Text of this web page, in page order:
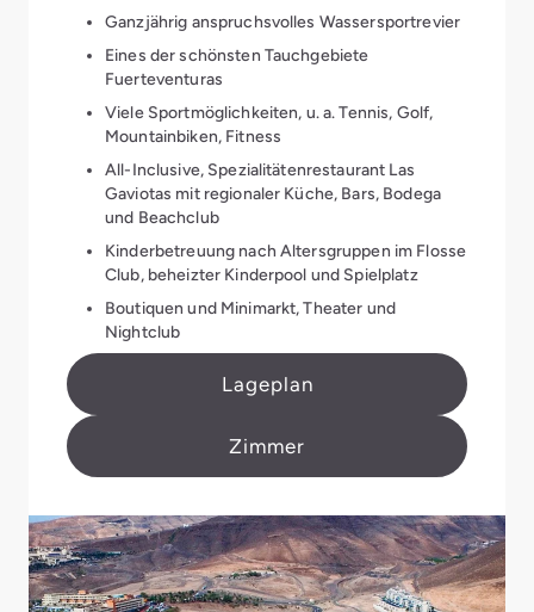
Ganzjährig anspruchsvolles Wassersportrevier
Eines der schönsten Tauchgebiete
Fuerteventuras
Viele Sportmöglichkeiten, u. a. Tennis, Golf,
Mountainbiken, Fitness
All-Inclusive, Spezialitätenrestaurant Las
Gaviotas mit regionaler Küche, Bars, Bodega
und Beachclub
Kinderbetreuung nach Altersgruppen im Flosse
Club, beheizter Kinderpool und Spielplatz
Boutiquen und Minimarkt, Theater und
Nightclub
Lageplan
Zimmer